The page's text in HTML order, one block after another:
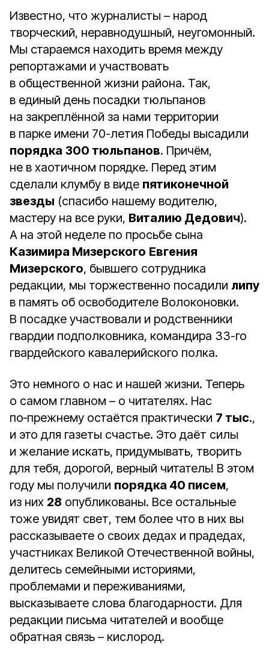
Известно, что журналисты – народ
творческий, неравнодушный, неугомонный.
Мы стараемся находить время между
репортажами и участвовать
в общественной жизни района. Так,
в единый день посадки тюльпанов
на закреплённой за нами территории
в парке имени 70-летия Победы высадили
порядка 300 тюльпанов. Причём,
не в хаотичном порядке. Перед этим
сделали клумбу в виде пятиконечной
звезды (спасибо нашему водителю,
мастеру на все руки, Виталию Дедович).
А на этой неделе по просьбе сына
Казимира Мизерского Евгения
Мизерского, бывшего сотрудника
редакции, мы торжественно посадили липу
в память об освободителе Волоконовки.
В посадке участвовали и родственники
гвардии подполковника, командира 33-го
гвардейского кавалерийского полка.
Это немного о нас и нашей жизни. Теперь
о самом главном – о читателях. Нас
по‑прежнему остаётся практически 7 тыс.,
и это для газеты счастье. Это даёт силы
и желание искать, придумывать, творить
для тебя, дорогой, верный читатель! В этом
году мы получили порядка 40 писем,
из них 28 опубликованы. Все остальные
тоже увидят свет, тем более что в них вы
рассказываете о своих дедах и прадедах,
участниках Великой Отечественной войны,
делитесь семейными историями,
проблемами и переживаниями,
высказываете слова благодарности. Для
редакции письма читателей и вообще
обратная связь – кислород.